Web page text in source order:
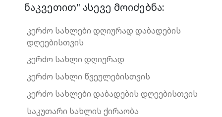
ნაკვეთით" ასევე მოიძებნა:
კერძო სახლები დღიურად დაბადების
დღეებისთვის
კერძო სახლი დღიურად
კერძო სახლი წვეულებისთვის
კერძო სახლები დაბადების დღეებისთვის
საკუთარი სახლის ქირაობა